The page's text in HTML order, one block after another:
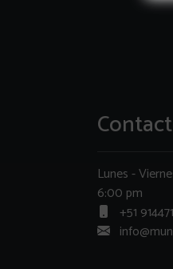
Lunes -
6:00 pm
+51